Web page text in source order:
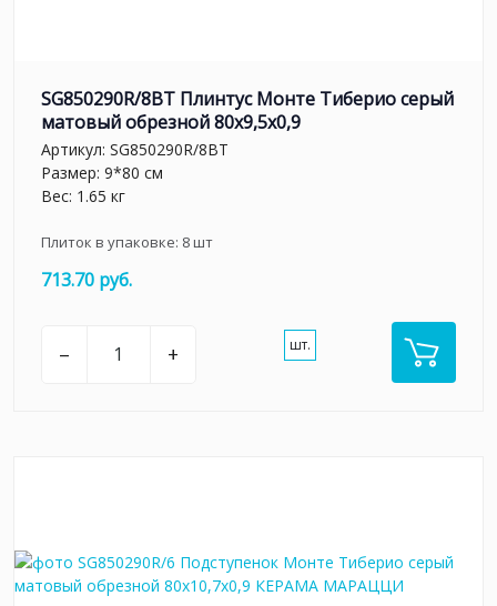
SG850290R/8BT Плинтус Монте Тиберио серый
матовый обрезной 80x9,5x0,9
Артикул: SG850290R/8BT
Размер: 9*80 см
Вес: 1.65 кг
Плиток в упаковке: 8шт
713.70 руб.
– + шт.